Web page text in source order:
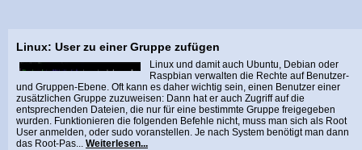
Linux: User zu einer Gruppe zufügen
Linux und damit auch Ubuntu, Debian oder
Raspbian verwalten die Rechte auf Benutzer-
und Gruppen-Ebene. Oft kann es daher wichtig sein, einen Benutzer einer
zusätzlichen Gruppe zuzuweisen: Dann hat er auch Zugriff auf die
entsprechenden Dateien, die nur für eine bestimmte Gruppe freigegeben
wurden. Funktionieren die folgenden Befehle nicht, muss man sich als Root
User anmelden, oder sudo voranstellen. Je nach System benötigt man dann
das Root-Pas... Weiterlesen...